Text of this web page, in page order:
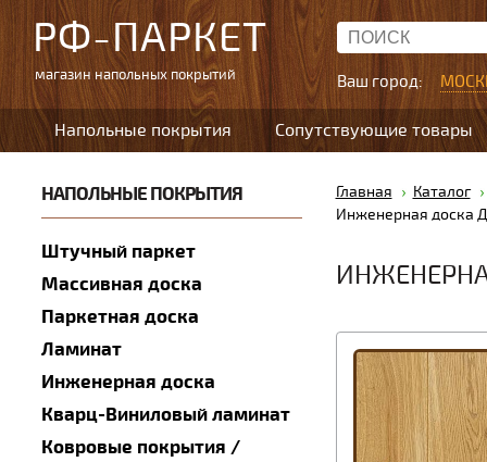
РФ-ПАРКЕТ
магазин напольных покрытий Ваш город:
Напольные покрытия Сопутствующие товары
НАПОЛЬНЫЕ ПОКРЫТИЯ
Штучный паркет
Массивная доска
Паркетная доска
Ламинат
Инженерная доска
Кварц-Виниловый ламинат
Ковровые покрытия /
Главная
Каталог
Инженерная доска